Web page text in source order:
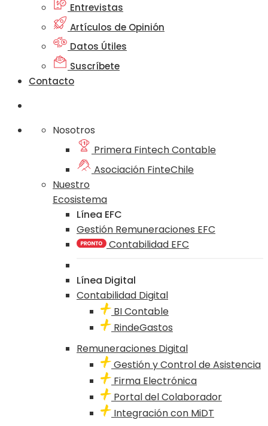
Entrevistas
Artículos de Opinión
Datos Útiles
Suscríbete
Contacto
Nosotros
Primera Fintech Contable
Asociación FinteChile
Nuestro
Ecosistema
Línea EFC
Gestión Remuneraciones EFC
Contabilidad EFC
Línea Digital
Contabilidad Digital
BI Contable
RindeGastos
Remuneraciones Digital
Gestión y Control de Asistencia
Firma Electrónica
Portal del Colaborador
Integración con MiDT